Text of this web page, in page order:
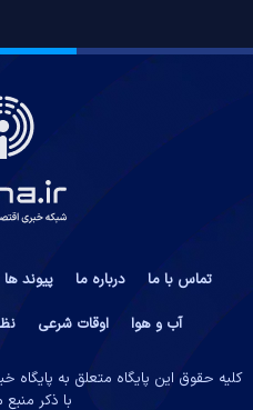
تماس با ما درباره ما پیوند ها
آب و هوا
اوقات شرعی
کلیه حقوق این پایگاه متعلق به پایگاه
با ذکر